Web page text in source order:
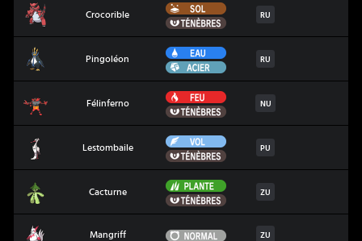
Crocorible
Sol
Ténèbres
RU
Pingoléon
Eau
Acier
RU
Félinferno
Feu
Ténèbres
NU
Lestombaile
Vol
Ténèbres
PU
Cacturne
Plante
Ténèbres
ZU
Mangriff Normal ZU